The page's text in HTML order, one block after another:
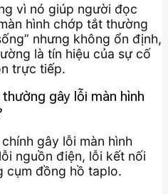
vì nó giúp người đọc
hình chớp tắt thường
nhưng không ổn định,
là tín hiệu của sự cố
trực tiếp.
gây lỗi màn hình
gây lỗi màn hình
nguồn điện, lỗi kết nối
cụm đồng hồ taplo.